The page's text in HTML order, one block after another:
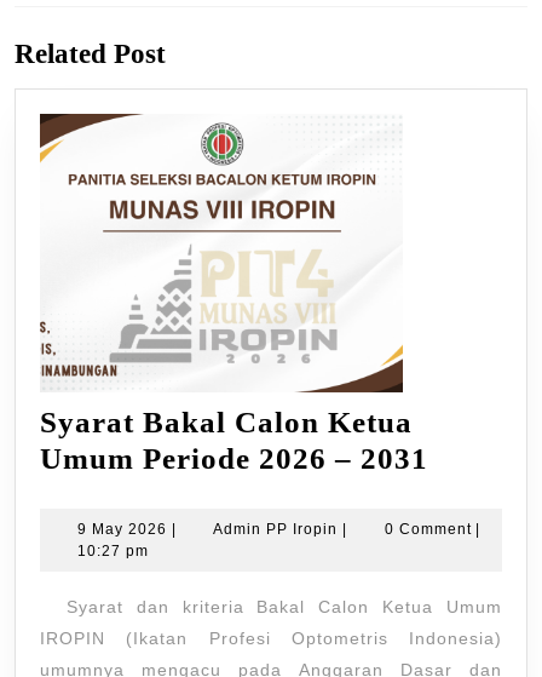
post:
Related Post
Syarat Bakal Calon Ketua
Umum Periode 2026 – 2031
Calon
Umum
Periode
9 May 2026 9| Admin PP Iropin Admin
| 0 Comment |
10:27 pm
Syarat dan kriteria Bakal Calon Ketua Umum
IROPIN (Ikatan Profesi Optometris Indonesia)
umumnya mengacu pada Anggaran Dasar dan